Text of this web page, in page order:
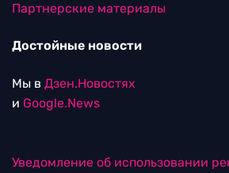
Партнерские материалы
Достойные новости
Мы в Дзен.Новостях
и Google.News
Уведомление об использовании